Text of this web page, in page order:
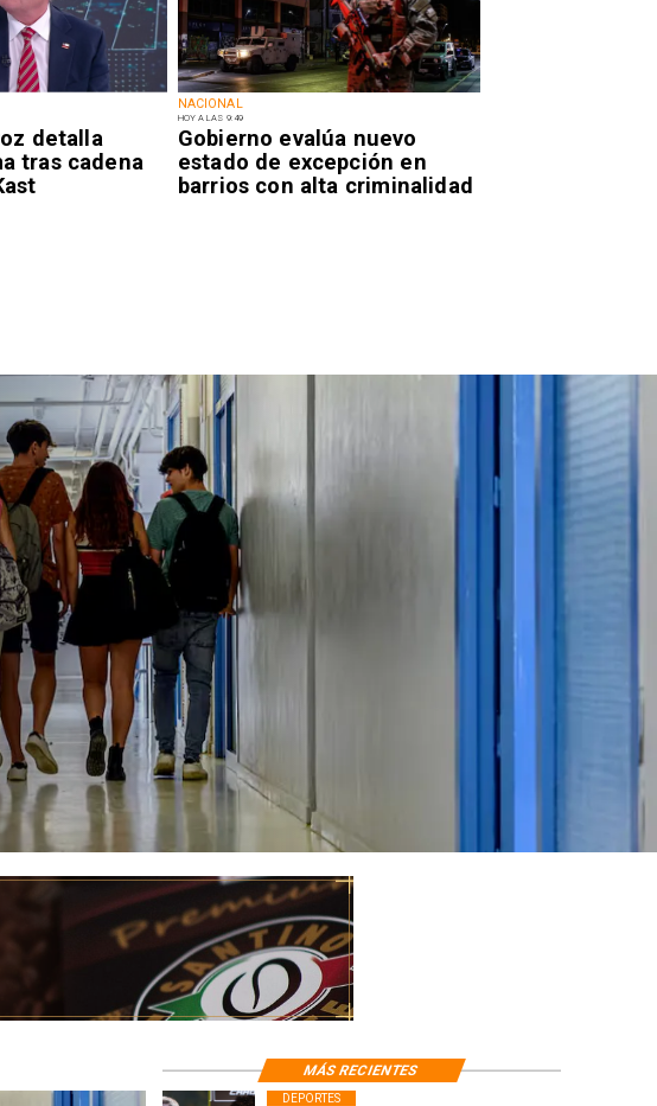
detalla
tras cadena
NACIONAL
HOY A LAS 9:49
Gobierno evalúa nuevo
estado de excepción en
barrios con alta criminalidad
DEPORTES
MÁS RECIENTES